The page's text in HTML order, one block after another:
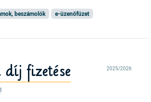
beszámolók
e-üzenőfüzet
2025/2026
díj fizetése